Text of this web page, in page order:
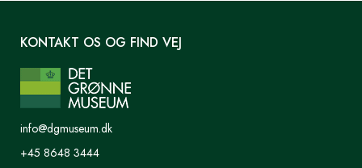
KONTAKT OS OG FIND VEJ
info@dgmuseum.dk
+45 8648 3444